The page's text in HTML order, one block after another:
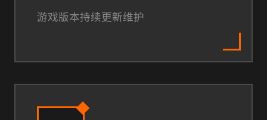
游戏版本持续更新维护